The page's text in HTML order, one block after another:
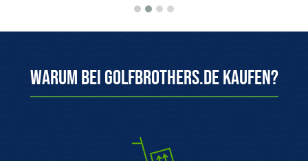
Warum bei Golfbrothers.de kaufen?